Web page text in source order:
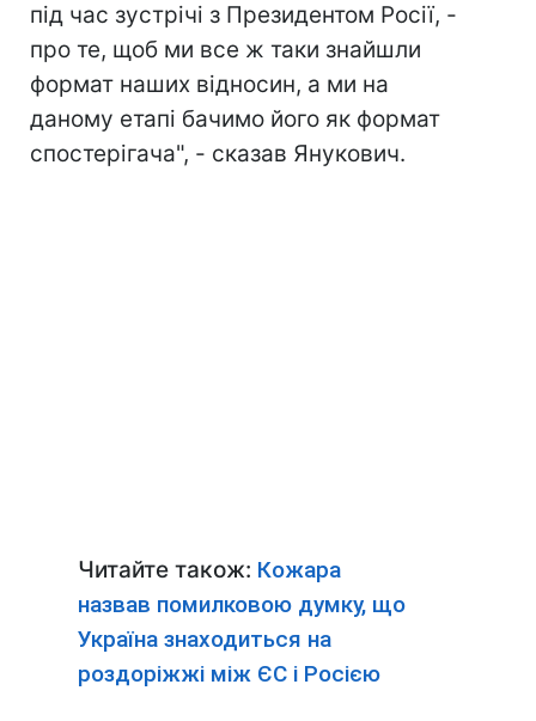
під час зустрічі з Президентом Росії, -
про те, щоб ми все ж таки знайшли
формат наших відносин, а ми на
даному етапі бачимо його як формат
спостерігача", - сказав Янукович.
Читайте також: Кожара
назвав помилковою думку, що
Україна знаходиться на
роздоріжжі між ЄС і Росією